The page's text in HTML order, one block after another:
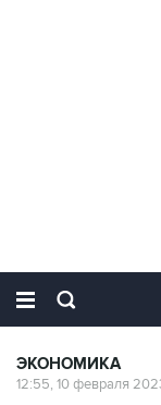
ЭКОНОМИКА
12:55, 10 февраля